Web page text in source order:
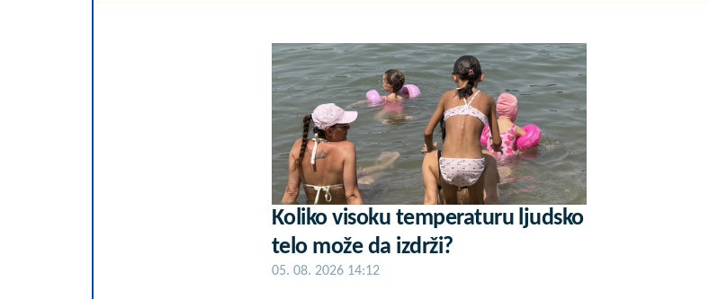
Koliko visoku temperaturu ljudsko
telo može da izdrži?
05. 08. 2026 14:12